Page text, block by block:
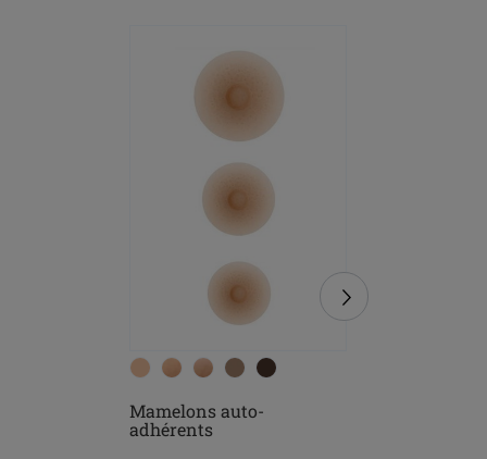
Mamelons auto-
adhérents